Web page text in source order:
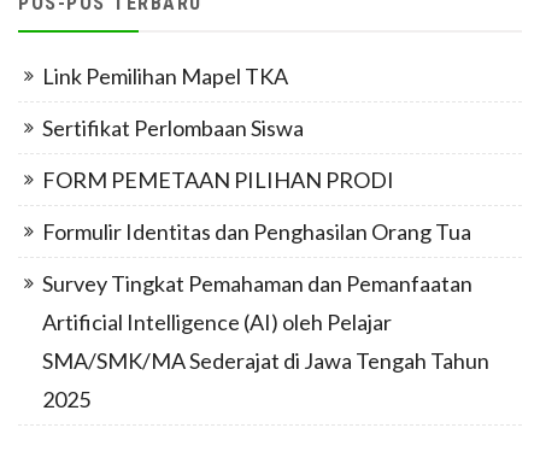
Link Pemilihan Mapel TKA
Sertifikat Perlombaan Siswa
FORM PEMETAAN PILIHAN PRODI
Formulir Identitas dan Penghasilan Orang Tua
Survey Tingkat Pemahaman dan Pemanfaatan
Artificial Intelligence (AI) oleh Pelajar
SMA/SMK/MA Sederajat di Jawa Tengah Tahun
2025